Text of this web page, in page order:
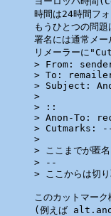
時間は24時間フォ
もうひとつの問
署名には通常メー
リメーラーに
> From:
> To:
> Subject:
>
> ::
> Anon-To:
> Cutmarks:
>
> ここまでが匿名
> --
> ここからは切り
このカットマーク
(例えば